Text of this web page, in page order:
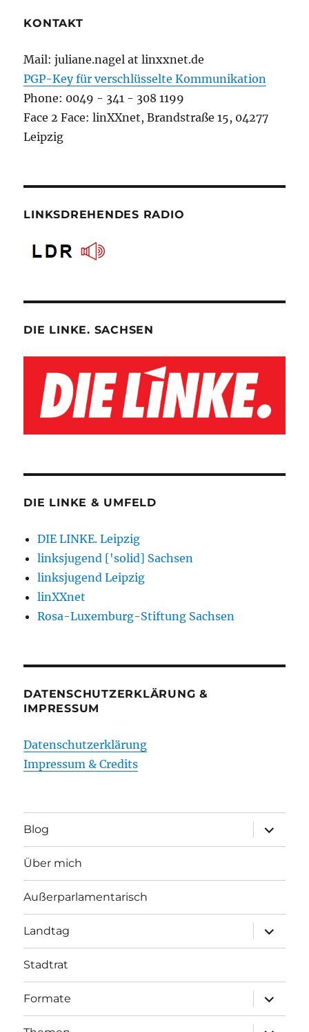
KONTAKT
Mail: juliane.nagel at linxxnet.de
PGP-Key für verschlüsselte Kommunikation
Phone: 0049 - 341 - 308 1199
Face 2 Face: linXXnet, Brandstraße 15, 04277
Leipzig
LINKSDREHENDES RADIO
DIE LINKE. SACHSEN
DIE LINKE & UMFELD
DIE LINKE. Leipzig
linksjugend ['solid] Sachsen
linksjugend Leipzig
linXXnet
Rosa-Luxemburg-Stiftung Sachsen
DATENSCHUTZERKLÄRUNG &
IMPRESSUM
Datenschutzerklärung
Impressum & Credits
Blog
öffnen
Über mich
Außerparlamentarisch
Landtag
öffnen
Stadtrat
Formate
öffnen